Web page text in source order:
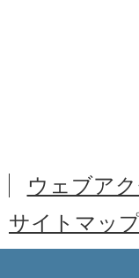
ウェブア
サイトマッ